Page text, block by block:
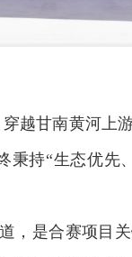
越甘南黄河上
持“生态优先
，是合赛项目